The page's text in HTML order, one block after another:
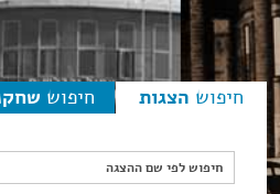
חיפוש הצגות חיפוש
חיפוש לפי שם ההצגה